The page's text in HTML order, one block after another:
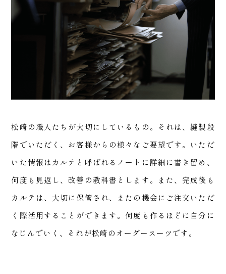
店舗
松崎の職人たちが大切にしているもの。それは、縫製段
階でいただく、お客様からの様々なご要望です。いただ
いた情報はカルテと呼ばれるノートに詳細に書き留め、
何度も見返し、改善の教科書とします。また、完成後も
カルテは、大切に保管され、またの機会にご注文いただ
く際活用することができます。何度も作るほどに自分に
なじんでいく、それが松崎のオーダースーツです。